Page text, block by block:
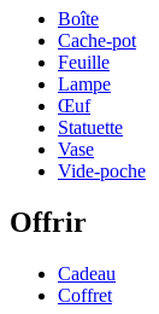
Boîte
Cache-pot
Feuille
Lampe
Œuf
Statuette
Vase
Vide-poche
Offrir
Cadeau
Coffret